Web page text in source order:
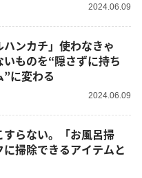
2024.06.09
ンカチ」使わなきゃ
ものを“隠さずに持ち
に変わる
2024.06.09
らない。「お風呂掃
掃除できるアイテムと